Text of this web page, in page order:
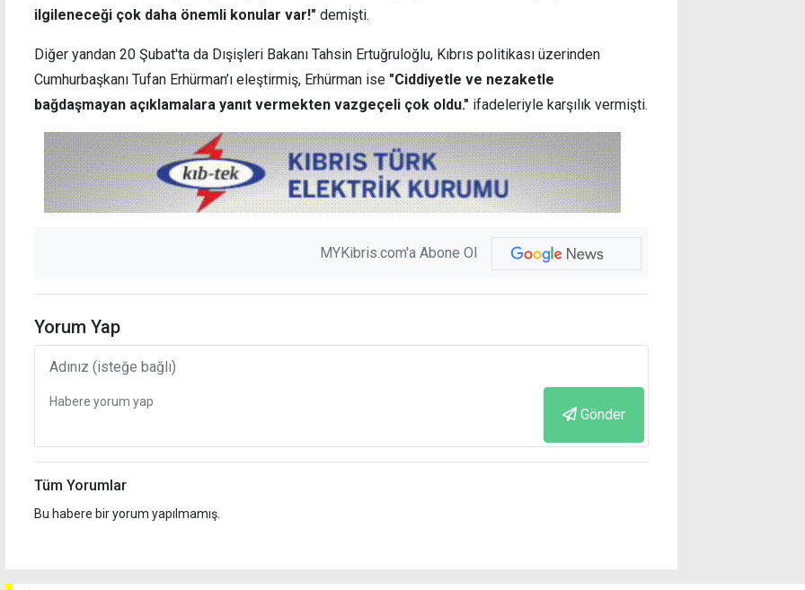
ilgileneceği çok daha önemli konular var!" demişti.
Diğer yandan 20 Şubat'ta da Dışişleri Bakanı Tahsin Ertuğruloğlu, Kıbrıs politikası üzerinden
Cumhurbaşkanı Tufan Erhürman’ı eleştirmiş, Erhürman ise "Ciddiyetle ve nezaketle
bağdaşmayan açıklamalara yanıt vermekten vazgeçeli çok oldu." ifadeleriyle karşılık vermişti.
MYKibris.com'a Abone Ol
Yorum Yap
Gönder
Tüm Yorumlar
Bu habere bir yorum yapılmamış.